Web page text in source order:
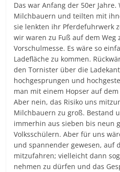
Das war Anfang der 50er
Milchbauern und teilten mit
sie lenkten ihr Pferdefuhrwerk
wir waren zu Fuß auf dem Weg
Vorschulmesse. Es wäre so
Ladefläche zu kommen.
den Tornister über die
hochgesprungen und
man mit einem Hopser auf
Aber nein, das Risiko uns
Milchbauern zu groß. Bestand
immerhin aus sieben bis neun
Volksschülern. Aber für uns
und spannender gewesen, auf
mitzufahren; vielleicht dann
nehmen zu dürfen und das